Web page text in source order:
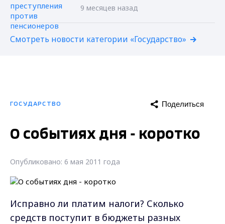
9 месяцев назад
Смотреть новости категории «Государство»
ГОСУДАРСТВО Поделиться
О событиях дня - коротко
Опубликовано: 6 мая 2011 года
Исправно ли платим налоги? Сколько
средств поступит в бюджеты разных